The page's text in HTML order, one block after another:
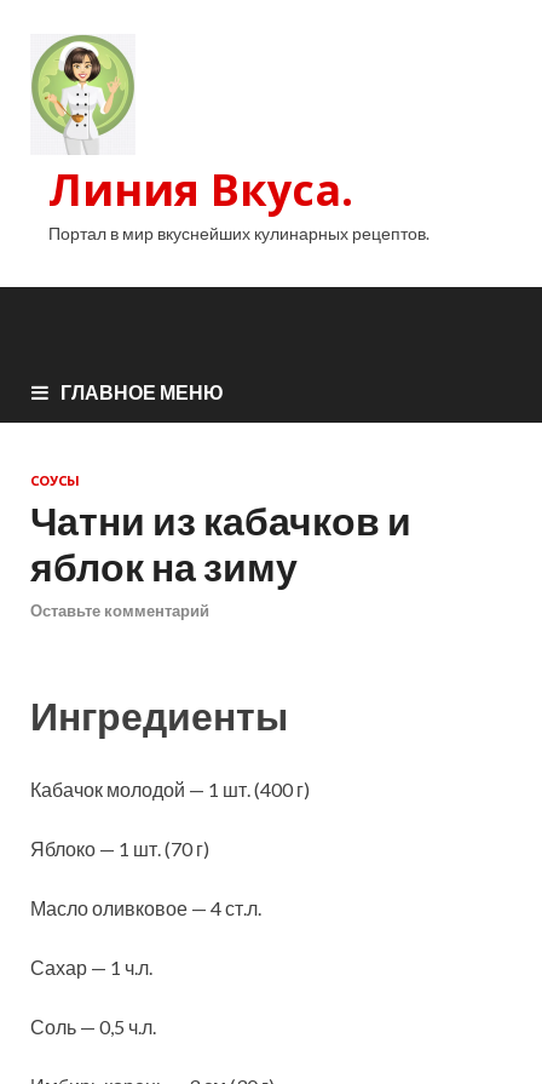
Линия Вкуса.
Портал в мир вкуснейших кулинарных рецептов.
ГЛАВНОЕ МЕНЮ
СОУСЫ
Чатни из кабачков и
яблок на зиму
Оставьте комментарий
Ингредиенты
Кабачок молодой — 1 шт. (400 г)
Яблоко — 1 шт. (70 г)
Масло оливковое — 4 ст.л.
Сахар — 1 ч.л.
Соль — 0,5 ч.л.